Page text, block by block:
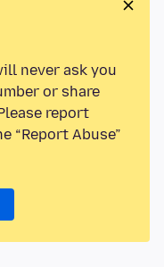
never ask you
or share
report
“Report Abuse”